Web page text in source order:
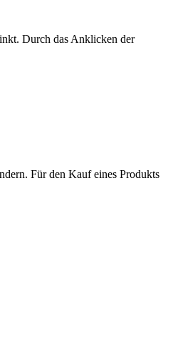
Durch das Anklicken der
Für den Kauf eines Produkts